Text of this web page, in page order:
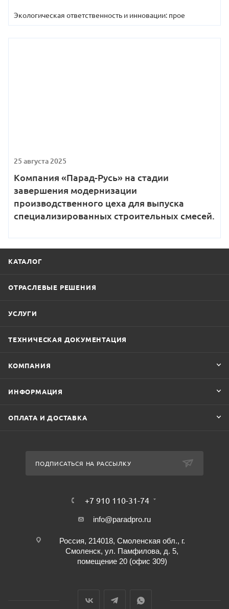
Экологическая ответственность и инновации: прое
25 августа 2025
Компания «Парад-Русь» на стадии
завершения модернизации
производственного цеха для выпуска
специализированных строительных смесей.
КАТАЛОГ
ОТРАСЛЕВЫЕ РЕШЕНИЯ
УСЛУГИ
ТЕХНИЧЕСКАЯ ДОКУМЕНТАЦИЯ
КОМПАНИЯ
ИНФОРМАЦИЯ
ОПЛАТА И ДОСТАВКА
ПОДПИСАТЬСЯ НА РАССЫЛКУ
+7 910 110-31-74
info@paradpro.ru
Россия, 214018, Смоленская обл., г.
Смоленск, ул. Памфилова, д. 5,
помещение 20 (офис 309)